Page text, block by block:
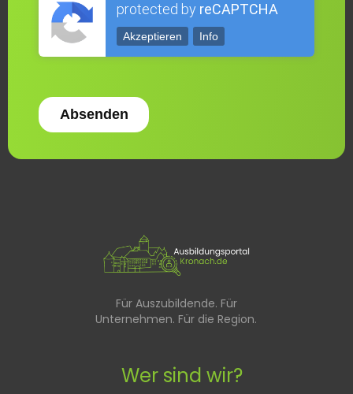
protected by reCAPTCHA
Akzeptieren Info
Für Auszubildende. Für
Unternehmen. Für die Region.
Wer sind wir?